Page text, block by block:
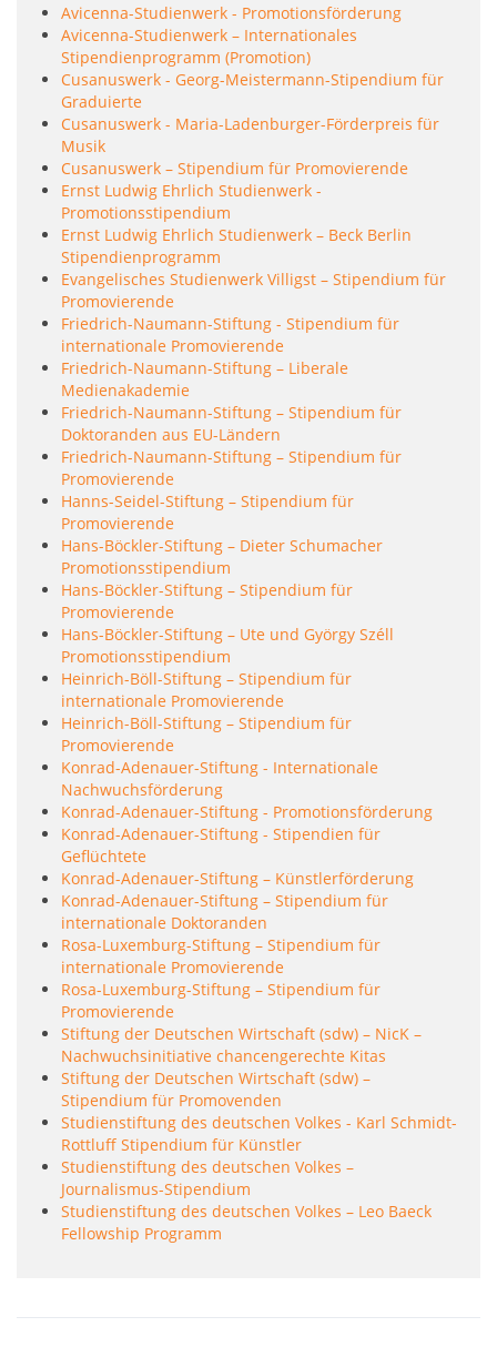
Avicenna-Studienwerk - Promotionsförderung
Avicenna-Studienwerk – Internationales
Stipendienprogramm (Promotion)
Cusanuswerk - Georg-Meistermann-Stipendium für
Graduierte
Cusanuswerk - Maria-Ladenburger-Förderpreis für
Musik
Cusanuswerk – Stipendium für Promovierende
Ernst Ludwig Ehrlich Studienwerk -
Promotionsstipendium
Ernst Ludwig Ehrlich Studienwerk – Beck Berlin
Stipendienprogramm
Evangelisches Studienwerk Villigst – Stipendium für
Promovierende
Friedrich-Naumann-Stiftung - Stipendium für
internationale Promovierende
Friedrich-Naumann-Stiftung – Liberale
Medienakademie
Friedrich-Naumann-Stiftung – Stipendium für
Doktoranden aus EU-Ländern
Friedrich-Naumann-Stiftung – Stipendium für
Promovierende
Hanns-Seidel-Stiftung – Stipendium für
Promovierende
Hans-Böckler-Stiftung – Dieter Schumacher
Promotionsstipendium
Hans-Böckler-Stiftung – Stipendium für
Promovierende
Hans-Böckler-Stiftung – Ute und György Széll
Promotionsstipendium
Heinrich-Böll-Stiftung – Stipendium für
internationale Promovierende
Heinrich-Böll-Stiftung – Stipendium für
Promovierende
Konrad-Adenauer-Stiftung - Internationale
Nachwuchsförderung
Konrad-Adenauer-Stiftung - Promotionsförderung
Konrad-Adenauer-Stiftung - Stipendien für
Geflüchtete
Konrad-Adenauer-Stiftung – Künstlerförderung
Konrad-Adenauer-Stiftung – Stipendium für
internationale Doktoranden
Rosa-Luxemburg-Stiftung – Stipendium für
internationale Promovierende
Rosa-Luxemburg-Stiftung – Stipendium für
Promovierende
Stiftung der Deutschen Wirtschaft (sdw) – NicK –
Nachwuchsinitiative chancengerechte Kitas
Stiftung der Deutschen Wirtschaft (sdw) –
Stipendium für Promovenden
Studienstiftung des deutschen Volkes - Karl Schmidt-
Rottluff Stipendium für Künstler
Studienstiftung des deutschen Volkes –
Journalismus-Stipendium
Studienstiftung des deutschen Volkes – Leo Baeck
Fellowship Programm